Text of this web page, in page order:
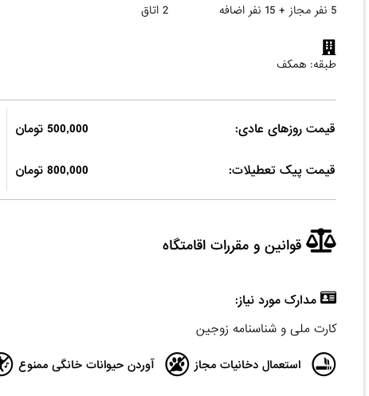
5 نفر مجاز + 15 نفر اضافه 2 اتاق
طبقه: همکف
قیمت روزهای عادی: 500,000 تومان
قیمت پیک تعطیلات: 800,000 تومان
قوانین و مقررات اقامتگاه
مدارک مورد نیاز:
کارت ملی و شناسنامه زوجین
استعمال دخانیات مجاز آوردن حیوانات خانگی ممنوع